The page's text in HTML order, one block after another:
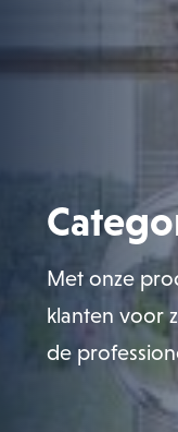
Met onze
klanten voor
de